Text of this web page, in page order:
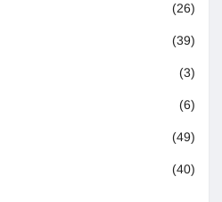
(26)
(39)
(3)
(6)
(49)
(40)